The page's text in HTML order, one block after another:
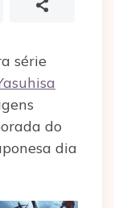
série
do
dia